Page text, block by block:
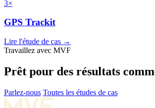
3×
GPS Trackit
Lire l'étude de cas →
Travaillez avec MVF
Prêt pour des résultats
Parlez-nous Toutes les études de cas